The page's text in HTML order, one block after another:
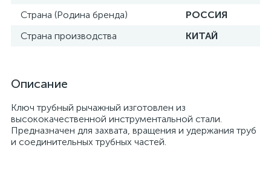
Страна (Родина бренда)
РОССИЯ
Страна производства
КИТАЙ
Описание
Ключ трубный рычажный изготовлен из
высококачественной инструментальной стали.
Предназначен для захвата, вращения и удержания труб
и соединительных трубных частей.